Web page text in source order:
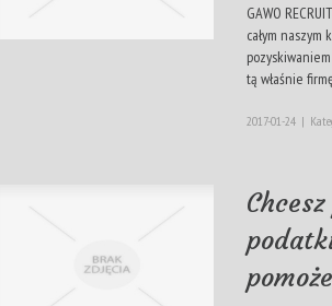
GAWO
całym
tą właśnie
2017-01-24 |